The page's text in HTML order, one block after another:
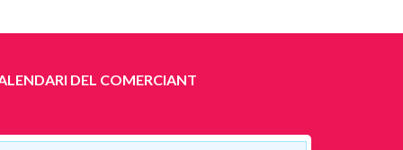
DEL COMERCIANT